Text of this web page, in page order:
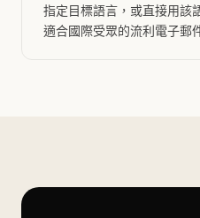
指定目標語言，或直接用該
適合國際受眾的流利電子郵